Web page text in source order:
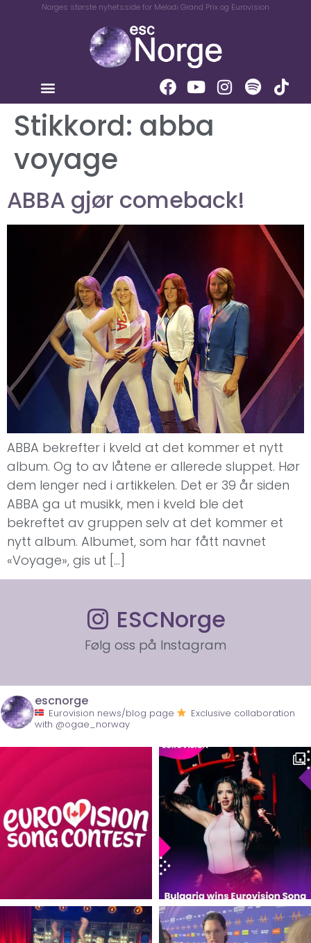
Norges største nyhetsside for Melodi Grand Prix og Eurovision
Stikkord: abba
voyage
ABBA gjør comeback!
ABBA bekrefter i kveld at det kommer et nytt
album. Og to av låtene er allerede sluppet. Hør
dem lenger ned i artikkelen. Det er 39 år siden
ABBA ga ut musikk, men i kveld ble det
bekreftet av gruppen selv at det kommer et
nytt album. Albumet, som har fått navnet
«Voyage», gis ut […]
ESCNorge
Følg oss på Instagram
escnorge
Eurovision news/blog page
Exclusive collaboration
with @ogae_norway